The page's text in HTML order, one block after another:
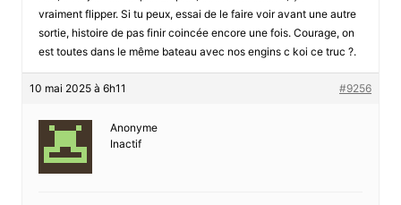
vraiment flipper. Si tu peux, essai de le faire voir avant une autre
sortie, histoire de pas finir coincée encore une fois. Courage, on
est toutes dans le même bateau avec nos engins c koi ce truc ?.
10 mai 2025 à 6h11 #9256
Anonyme
Inactif